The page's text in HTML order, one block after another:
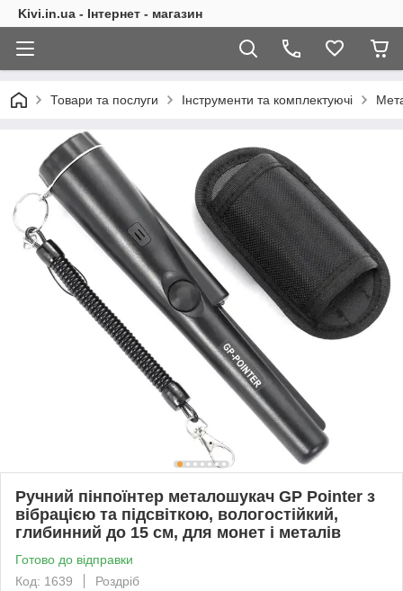
Kivi.in.ua - Інтернет - магазин
Товари та послуги Інструменти та комплектуючі
Ручний пінпоїнтер металошукач GP Pointer з
вібрацією та підсвіткою, вологостійкий,
глибинний до 15 см, для монет і металів
Готово до відправки
Код: 1639
Роздріб